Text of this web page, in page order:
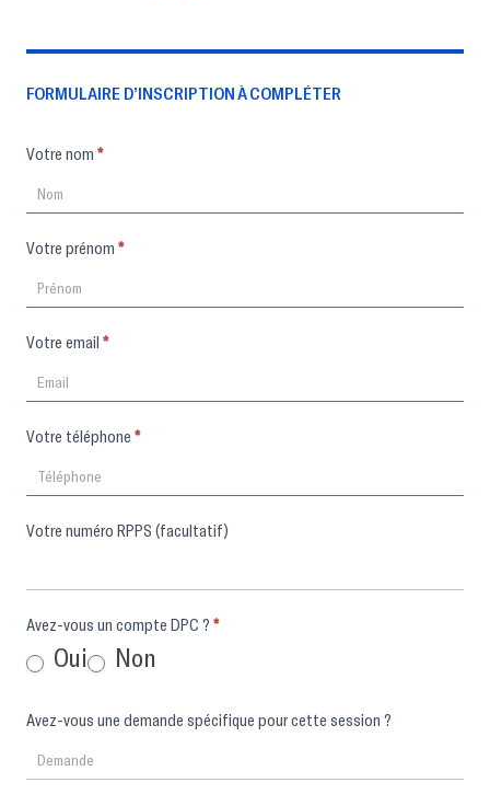
FORMULAIRE D’INSCRIPTION À COMPLÉTER
Formulaire
Votre nom *
Votre prénom *
Votre email *
Votre téléphone *
Votre numéro RPPS (facultatif)
Avez-vous un compte DPC ? *
Oui Non
Avez-vous une demande spécifique pour cette session ?